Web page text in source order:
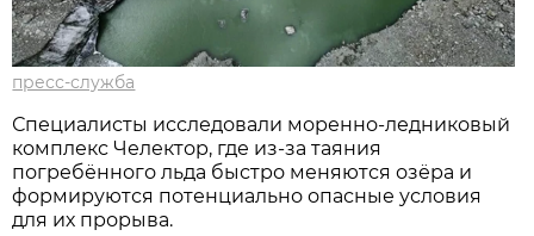
пресс-служба
Специалисты исследовали моренно-ледниковый
комплекс Челектор, где из-за таяния
погребённого льда быстро меняются озёра и
формируются потенциально опасные условия
для их прорыва.